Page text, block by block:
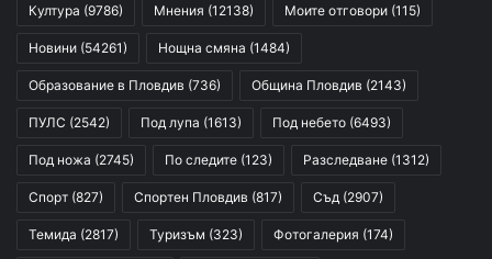
Култура (9786) Мнения (12138) Моите отговори (115)
Новини (54261) Нощна смяна (1484)
Образование в Пловдив (736) Община Пловдив (2143)
ПУЛС (2542) Под лупа (1613) Под небето (6493)
Под ножа (2745) По следите (123) Разследване (1312)
Спорт (827) Спортен Пловдив (817) Съд (2907)
Темида (2817) Туризъм (323) Фотогалерия (174)